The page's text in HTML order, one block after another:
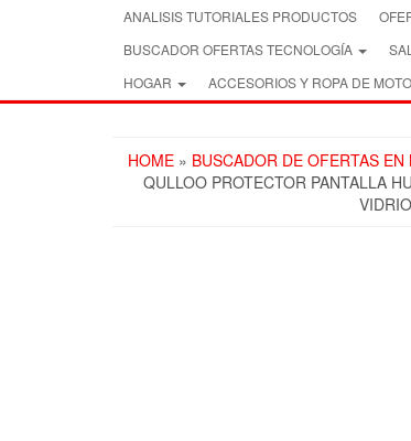
ANALISIS TUTORIALES PRODUCTOS
BUSCADOR OFERTAS TECNOLOGÍA
HOGAR
ACCESORIOS Y ROPA DE MOTO
HOME » BUSCADOR DE OFERTAS
QULLOO PROTECTOR PANTALLA